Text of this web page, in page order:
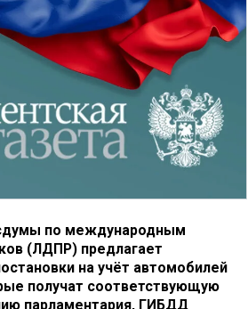
по международным
(ЛДПР) предлагает
на учёт автомобилей
получат соответствующую
парламентария, ГИБДД